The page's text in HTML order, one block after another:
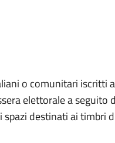
o comunitari iscritti
elettorale a seguito
destinati ai timbri